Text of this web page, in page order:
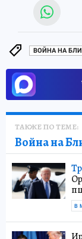
ВОЙНА НА
ТАКЖЕ ПО ТЕМЕ:
Война на
В